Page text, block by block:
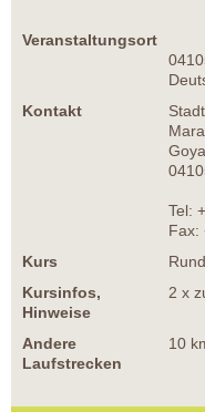
Veranstaltungsort
Kontakt
Tel:
Fax:
Kurs
Kursinfos,
Hinweise
2 x
Andere
Laufstrecken
10